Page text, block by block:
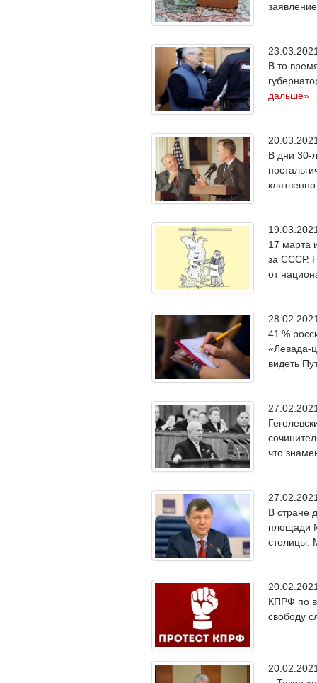
В то
дальше»
В дни 30-
17 марта
за СССР.
от
41 %
«Левада-
видеть
что
В стране
площади
столицы.
КПРФ по
свободу